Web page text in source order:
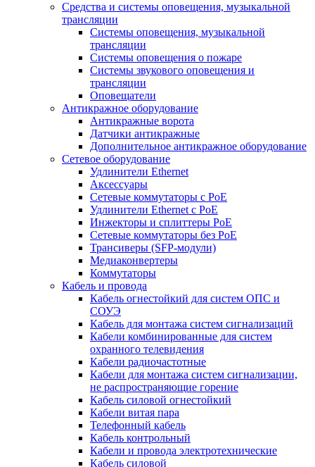
Средства и системы оповещения, музыкальной
трансляции
Системы оповещения, музыкальной
трансляции
Системы оповещения о пожаре
Системы звукового оповещения и
трансляции
Оповещатели
Антикражное оборудование
Антикражные ворота
Датчики антикражные
Дополнительное антикражное оборудование
Сетевое оборудование
Удлинители Ethernet
Аксессуары
Сетевые коммутаторы с РоЕ
Удлинители Ethernet с PoE
Инжекторы и сплиттеры РоЕ
Сетевые коммутаторы без РоЕ
Трансиверы (SFP-модули)
Медиаконвертеры
Коммутаторы
Кабель и провода
Кабель огнестойкий для систем ОПС и
СОУЭ
Кабель для монтажа систем сигнализаций
Кабели комбинированные для систем
охранного телевидения
Кабели радиочастотные
Кабели для монтажа систем сигнализации,
не распространяющие горение
Кабель силовой огнестойкий
Кабели витая пара
Телефонный кабель
Кабель контрольный
Кабели и провода электротехнические
Кабель силовой